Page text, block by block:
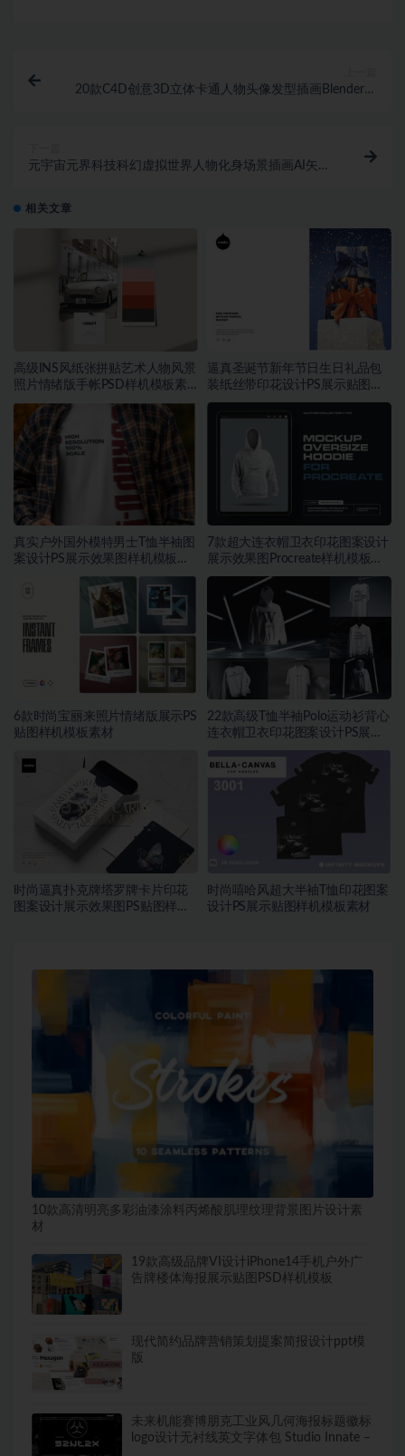
20款C4D创意3D立体卡通人物头像发型插画Blender模
元宇宙元界科技科幻虚拟世界人物化身场景插画AI矢量
相关文章
高级INS风纸张拼贴艺术人物风景
照片情绪版手帐PSD样机模板素
材
逼真圣诞节新年节日生日礼品包
装纸丝带印花设计PS展示贴图样
机模板
真实户外国外模特男士T恤半袖图
案设计PS展示效果图样机模板素
7款超大连衣帽卫衣印花图案设计
展示效果图Procreate样机模板素
材
6款时尚宝丽来照片情绪版展示PS
贴图样机模板素材
22款高级T恤半袖Polo运动衫背心
连衣帽卫衣印花图案设计PS展示
时尚逼真扑克牌塔罗牌卡片印花
图案设计展示效果图PS贴图样机
时尚嘻哈风超大半袖T恤印花图案
设计PS展示贴图样机模板素材
10款高清明亮多彩油漆涂料丙烯酸肌理纹理背景图片设计素
材
19款高级品牌VI设计iPhone14手机户外广
告牌楼体海报展示贴图PSD样机模板
现代简约品牌营销策划提案简报设计ppt模
版
未来机能赛博朋克工业风几何海报标题徽标
logo设计无衬线英文字体包 Studio Innate –